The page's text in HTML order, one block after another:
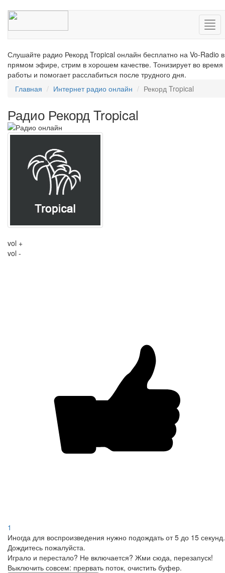
Слушайте радио Рекорд Tropical онлайн бесплатно на Vo-Radio в
прямом эфире, стрим в хорошем качестве. Тонизирует во время
работы и помогает расслабиться после трудного дня.
Главная
Интернет радио онлайн Рекорд Tropical
Радио Рекорд Tropical
vol +
vol -
1
Иногда для воспроизведения нужно подождать от 5 до 15 секунд.
Дождитесь пожалуйста.
Играло и перестало? Не включается? Жми сюда, перезапуск!
Выключить совсем: прервать поток, очистить буфер.